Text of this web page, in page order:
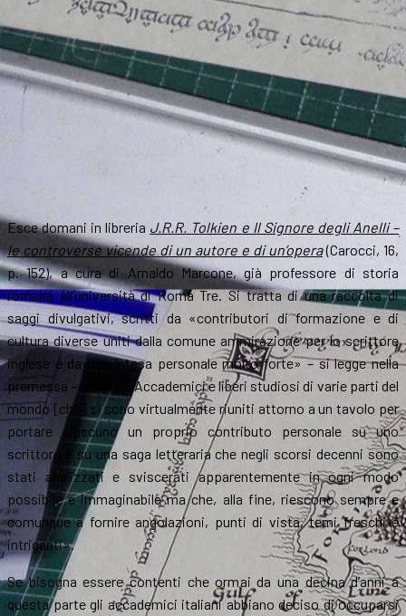
Esce domani in libreria J.R.R. Tolkien e Il Signore degli Anelli –
le controverse vicende di un autore e di un’opera(Carocci, 16,
p. 152), a cura di Arnaldo Marcone, già professore di storia
romana all’università di Roma Tre. Si tratta di una raccolta di
saggi divulgativi, scritti da «contributori di formazione e di
cultura diverse uniti dalla comune ammirazione per lo scrittore
inglese e da una intesa personale molto forte» – si legge nella
premessa – ovvero «Accademici e liberi studiosi di varie parti del
mondo [che] si sono virtualmente riuniti attorno a un tavolo per
portare ciascuno un proprio contributo personale su uno
scrittore e su una saga letteraria che negli scorsi decenni sono
stati analizzati e sviscerati apparentemente in ogni modo
possibile e immaginabile ma che, alla fine, riescono sempre e
comunque a fornire angolazioni, punti di vista, temi freschi e
intriganti».
Se bisogna essere contenti che ormai da una decina d’anni a
questa parte gli accademici italiani abbiano deciso di occuparsi